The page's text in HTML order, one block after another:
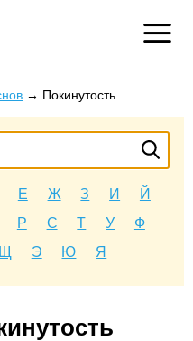
→ Покинутость
Е Ж З И
Й
Р С Т У
Ф
Щ Э Ю Я